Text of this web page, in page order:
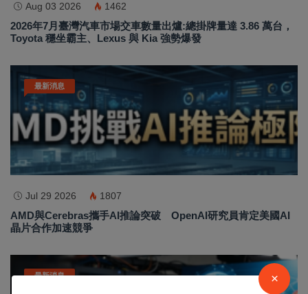
Aug 03 2026 1462
2026年7月臺灣汽車市場交車數量出爐:總掛牌量達 3.86 萬台，
Toyota 穩坐霸主、Lexus 與 Kia 強勢爆發
最新消息
Jul 29 2026 1807
AMD與Cerebras攜手AI推論突破 OpenAI研究員肯定美國AI
晶片合作加速競爭
最新消息 ×